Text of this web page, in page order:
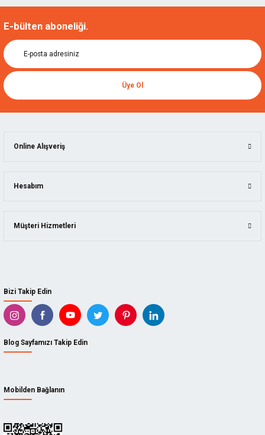
E-bülten aboneliği.
Üye Ol
Bizi Takip Edin
Blog Sayfamızı Takip Edin
Mobilden Bağlanın
Online Alışveriş
Hesabım
Müşteri Hizmetleri